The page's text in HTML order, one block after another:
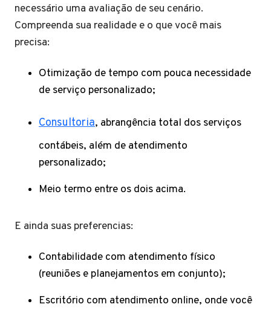
necessário uma avaliação de seu cenário.
Compreenda sua realidade e o que você mais
precisa:
Otimização de tempo com pouca necessidade
de serviço personalizado;
Consultoria, abrangência total dos serviços
contábeis, além de atendimento
personalizado;
Meio termo entre os dois acima.
E ainda suas preferencias:
Contabilidade com atendimento físico
(reuniões e planejamentos em conjunto);
Escritório com atendimento online, onde você